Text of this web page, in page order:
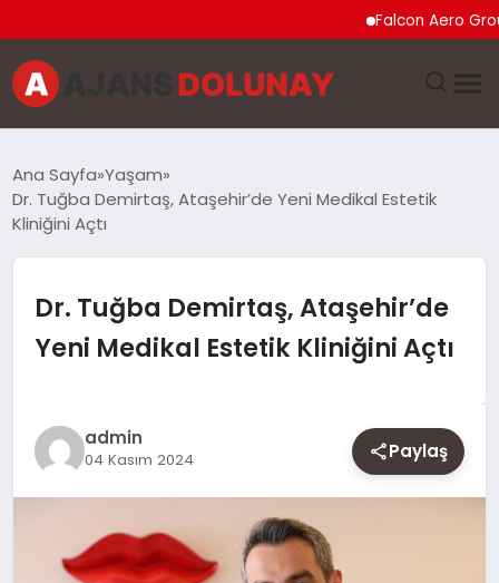
Falcon Aero Group,
EĞITIM
MAGAZIN
SAĞLIK
SIYASET
Ana Sayfa Yaşam
Dr. Tuğba Demirtaş, Ataşehir’de Yeni Medikal Estetik
Kliniğini Açtı
Dr. Tuğba Demirtaş, Ataşehir’de
Yeni Medikal Estetik Kliniğini Açtı
admin
04 Kasım 2024 Paylaş